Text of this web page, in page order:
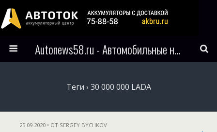
Autonews58.ru - Автомобильные новости Пензы и всего мира
Теги › 30 000 000 LADA
25.09.2020 • ОТ SERGEY BYCHKOV